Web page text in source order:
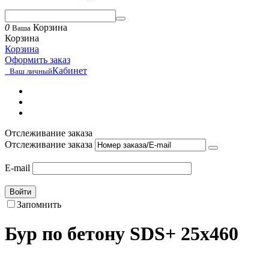
0 Ваша Корзина
Корзина
Корзина
Оформить заказ
Ваш личныйКабинет
Отслеживание заказа
Отслеживание заказа
E-mail
Войти
Запомнить
Бур по бетону SDS+ 25х460